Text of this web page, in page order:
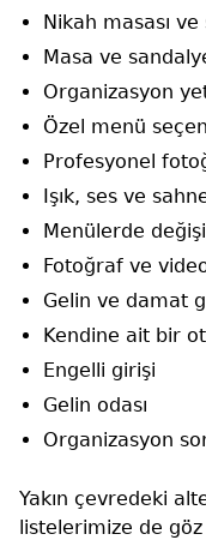
Nikah masası
Masa ve
Organizasyon
Özel menü
Profesyonel
Işık, ses ve
Menülerde
Fotoğraf ve
Gelin ve damat
Kendine ait bir
Engelli girişi
Gelin odası
Organizasyon
Yakın çevredeki
listelerimize de